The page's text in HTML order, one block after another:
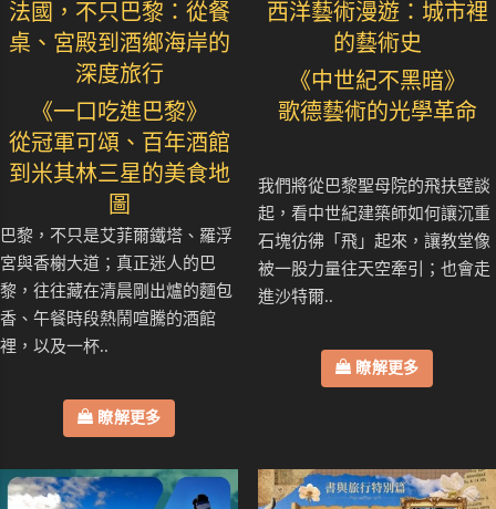
法國，不只巴黎：從餐
桌、宮殿到酒鄉海岸的
深度旅行
《一口吃進巴黎》
從冠軍可頌、百年酒館
到米其林三星的美食地
圖
巴黎，不只是艾菲爾鐵塔、羅浮
宮與香榭大道；真正迷人的巴
黎，往往藏在清晨剛出爐的麵包
香、午餐時段熱鬧喧騰的酒館
裡，以及一杯..
瞭解更多
西洋藝術漫遊：城市裡
的藝術史
《中世紀不黑暗》
歌德藝術的光學革命
我們將從巴黎聖母院的飛扶壁談
起，看中世紀建築師如何讓沉重
石塊彷彿「飛」起來，讓教堂像
被一股力量往天空牽引；也會走
進沙特爾..
瞭解更多